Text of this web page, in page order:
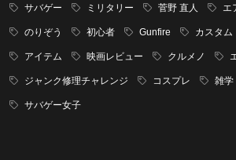
サバゲー ミリタリー 菅野 直人 エ
のりぞう 初心者 Gunfire カスタム
アイテム 映画レビュー クルメノ
ジャンク修理チャレンジ コスプレ 雑学
サバゲー女子